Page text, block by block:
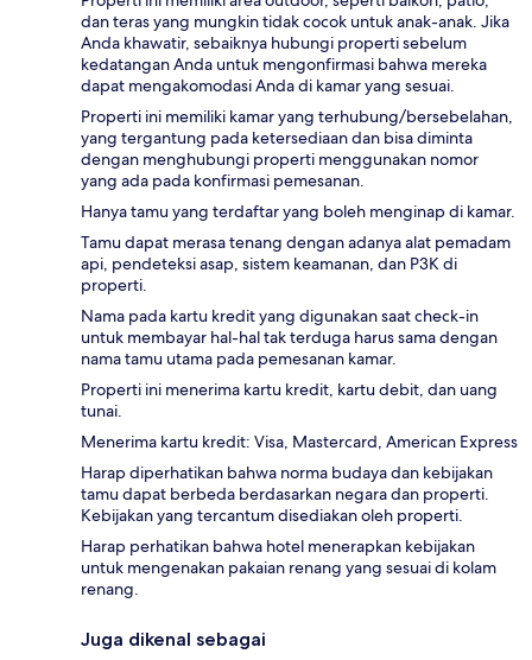
dan teras yang mungkin tidak cocok untuk anak-anak. Jika
Anda khawatir, sebaiknya hubungi properti sebelum
kedatangan Anda untuk mengonfirmasi bahwa mereka
dapat mengakomodasi Anda di kamar yang sesuai.
Properti ini memiliki kamar yang terhubung/bersebelahan,
yang tergantung pada ketersediaan dan bisa diminta
dengan menghubungi properti menggunakan nomor
yang ada pada konfirmasi pemesanan.
Hanya tamu yang terdaftar yang boleh menginap di kamar.
Tamu dapat merasa tenang dengan adanya alat pemadam
api, pendeteksi asap, sistem keamanan, dan P3K di
properti.
Nama pada kartu kredit yang digunakan saat check-in
untuk membayar hal-hal tak terduga harus sama dengan
nama tamu utama pada pemesanan kamar.
Properti ini menerima kartu kredit, kartu debit, dan uang
tunai.
Menerima kartu kredit: Visa, Mastercard, American Express
Harap diperhatikan bahwa norma budaya dan kebijakan
tamu dapat berbeda berdasarkan negara dan properti.
Kebijakan yang tercantum disediakan oleh properti.
Harap perhatikan bahwa hotel menerapkan kebijakan
untuk mengenakan pakaian renang yang sesuai di kolam
renang.
Juga dikenal sebagai